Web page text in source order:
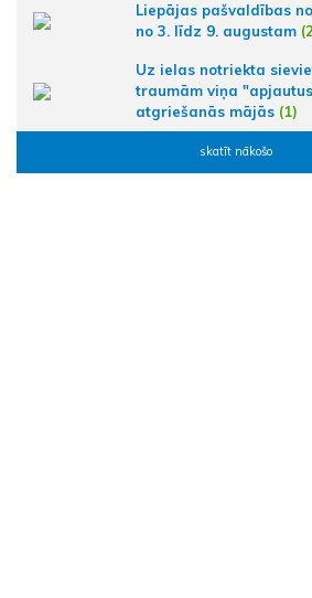
Liepājas pašvaldības
no 3. līdz 9. augustam
Uz ielas notriekta
traumām viņa
atgriešanās mājās (1)
skatīt nākošo